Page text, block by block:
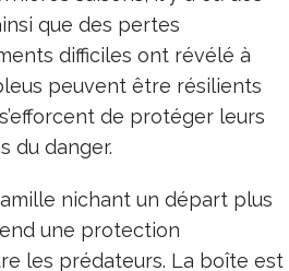
que des pertes
difficiles ont révélé à
peuvent être résilients
de protéger leurs
du danger.
nichant un départ plus
une protection
les prédateurs. La boîte est